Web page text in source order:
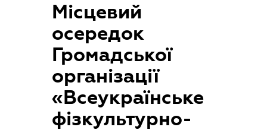
Місцевий
осередок
Громадської
організації
«Всеукраїнське
фізкультурно-